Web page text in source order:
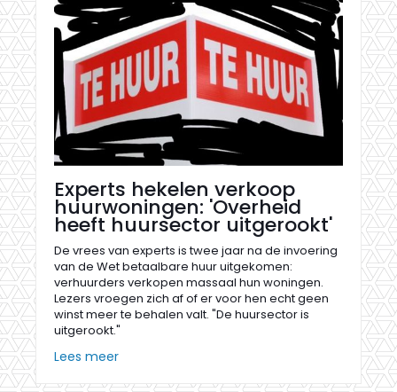
Experts hekelen verkoop
huurwoningen: 'Overheid
heeft huursector uitgerookt'
De vrees van experts is twee jaar na de invoering
van de Wet betaalbare huur uitgekomen:
verhuurders verkopen massaal hun woningen.
Lezers vroegen zich af of er voor hen echt geen
winst meer te behalen valt. "De huursector is
uitgerookt."
Lees meer